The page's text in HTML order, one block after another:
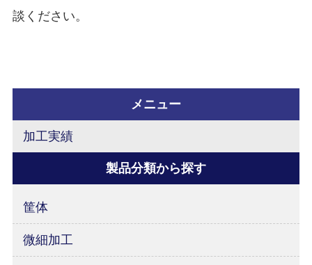
談ください。
メニュー
加工実績
製品分類から探す
筐体
微細加工